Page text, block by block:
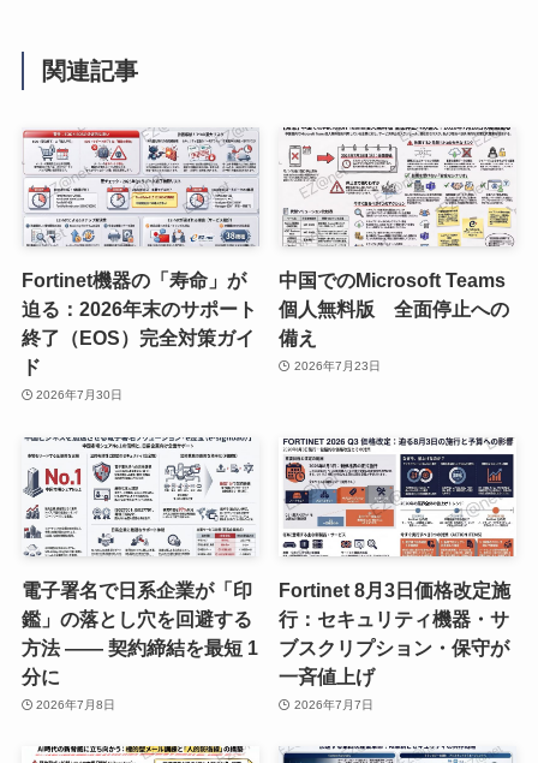
関連記事
Fortinet機器の「寿命」が
迫る：2026年末のサポート
終了（EOS）完全対策ガイ
ド
2026年7月30日
中国でのMicrosoft Teams
個人無料版 全面停止への
備え
2026年7月23日
電子署名で日系企業が「印
鑑」の落とし穴を回避する
方法 —— 契約締結を最短 1
分に
2026年7月8日
Fortinet 8月3日価格改定施
行：セキュリティ機器・サ
ブスクリプション・保守が
一斉値上げ
2026年7月7日